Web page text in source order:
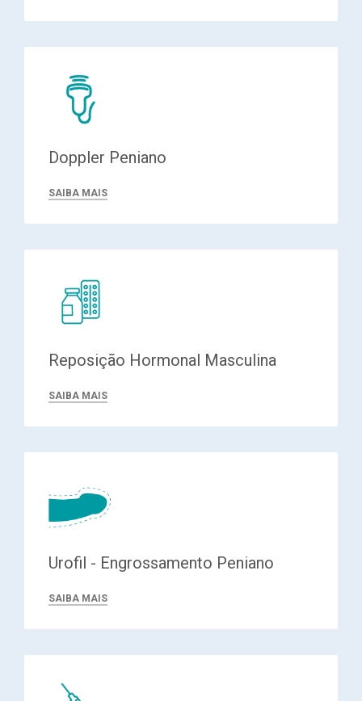
Doppler Peniano
SAIBA MAIS
Reposição Hormonal Masculina
SAIBA MAIS
Urofil - Engrossamento Peniano
SAIBA MAIS